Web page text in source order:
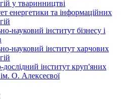
у тваринництві
енергетики та інформаційних
науковий інститут бізнесу і
науковий інститут харчових
дослідний інститут круп'яних
О. Алексеєвої